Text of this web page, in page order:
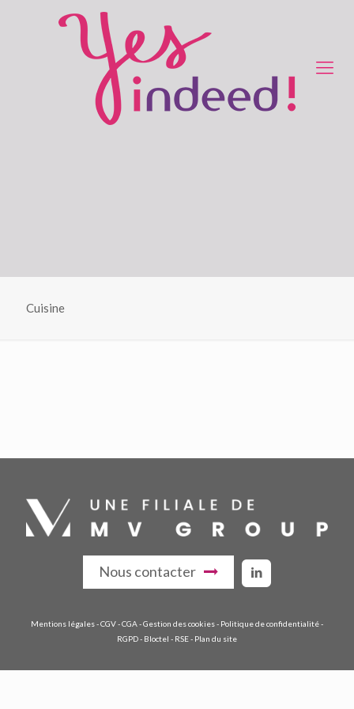
Cuisine
Nous contacter
Mentions légales-CGV-CGA-Gestion des cookies- Politique de confidentialité-
RGPD- Bloctel - RSE- Plan du site